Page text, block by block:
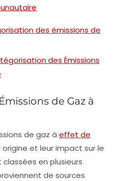
des émissions de
des Émissions
de Gaz à
de gaz à effet de
origine et leurimpact sur le
en plusieurs
de sources